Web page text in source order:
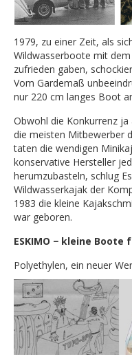
1979, zu einer Zeit, als
Wildwasserboote mit
zufrieden gaben,
Vom Gardemaß
nur 220 cm langes Boot
Obwohl die Konkurrenz
die meisten Mitbewerber
taten die wendigen
konservative Hersteller
herumzubasteln, schlug
Wildwasserkajak der
1983 die kleine
war geboren.
ESKIMO − kleine Boote
Polyethylen, ein neuer